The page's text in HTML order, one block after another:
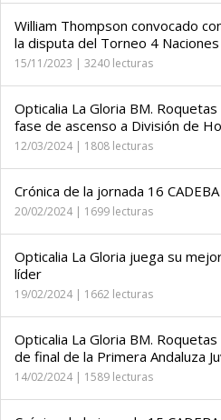
William Thompson convocado
la disputa del Torneo 4 Naciones
15/11/2023 | 3240 lecturas
Opticalia La Gloria BM.
fase de ascenso a División de
12/03/2024 | 1808 lecturas
Crónica de la jornada 16
20/02/2024 | 1699 lecturas
Opticalia La Gloria juega su
líder
19/02/2024 | 1662 lecturas
Opticalia La Gloria BM.
de final de la Primera Andaluza
14/02/2024 | 1589 lecturas